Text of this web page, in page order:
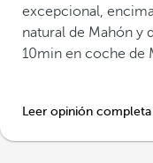
excepcional,
natural de Mahón y
10min en coche de
Leer opinión completa